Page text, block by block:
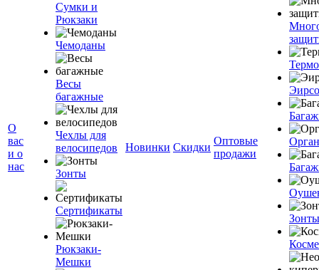
О
вас
и о
нас
Сумки и
Рюкзаки
Чемоданы
Весы
багажные
Чехлы для
велосипедов
Зонты
Сертификаты
Рюкзаки-
Мешки
Новинки Скидки
Оптовые
продажи
Зонты